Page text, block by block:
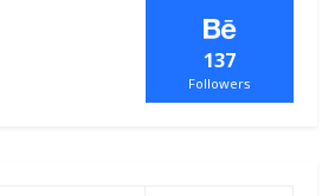
137
Followers